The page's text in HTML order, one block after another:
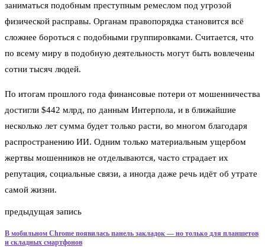
заниматься подобным преступным ремеслом под угрозой
физической расправы. Органам правопорядка становится всё
сложнее бороться с подобными группировками. Считается, что
по всему миру в подобную деятельность могут быть вовлечены
сотни тысяч людей.
По итогам прошлого года финансовые потери от мошенничества
достигли $442 млрд, по данным Интерпола, и в ближайшие
несколько лет сумма будет только расти, во многом благодаря
распространению ИИ. Одним только материальным ущербом
жертвы мошенников не отделываются, часто страдает их
репутация, социальные связи, а иногда даже речь идёт об утрате
самой жизни.
предыдущая запись
В мобильном Chrome появилась панель закладок — но только для планшетов
и складных смартфонов